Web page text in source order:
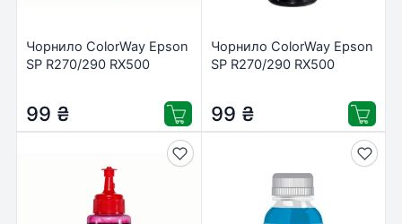
Чорнило ColorWay Epson
SP R270/290 RX500
99 ₴
Чорнило ColorWay Epson
SP R270/290 RX500
99 ₴